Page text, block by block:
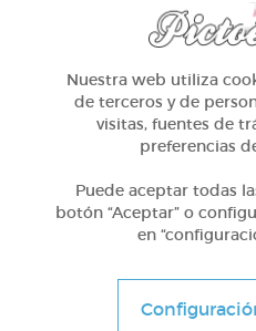
1º Primaria
Nuestra web utiliza
de terceros y de
visitas, fuentes de
preferencias
Puede aceptar todas
botón “Aceptar” o
en